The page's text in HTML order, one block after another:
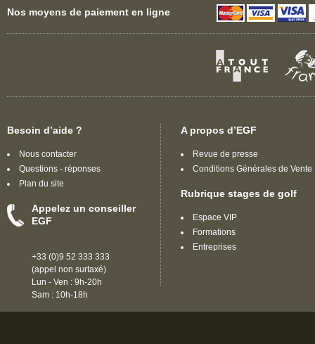
Nos moyens de paiement en ligne
Besoin d’aide ?
Nous contacter
Questions - réponses
Plan du site
Appelez un conseiller
EGF
+33 (0)9 52 333 333
(appel non surtaxé)
Lun - Ven : 9h-20h
Sam : 10h-18h
A propos d’EGF
Revue de presse
Conditions Générales de Vente
Rubrique stages de golf
Espace VIP
Formations
Entreprises